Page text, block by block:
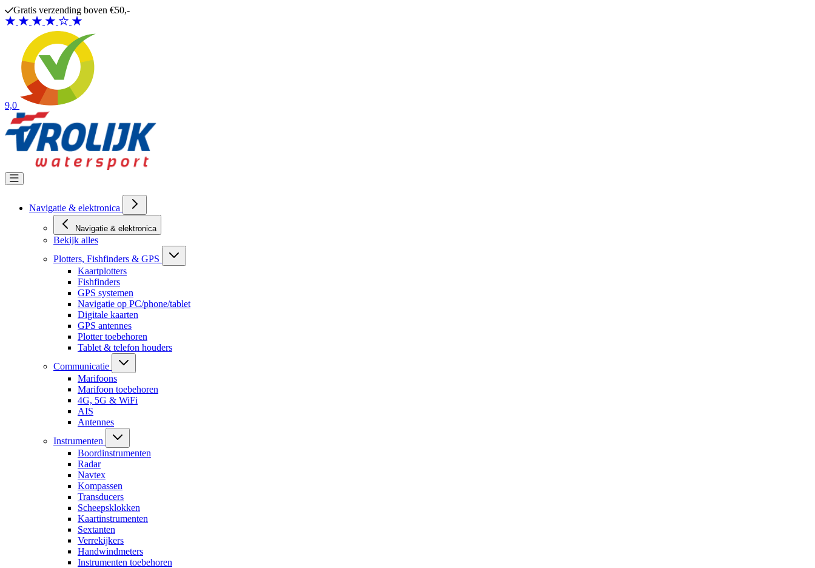
Ga naar de inhoud
Gratis verzending boven €50,-
9,0
Navigatie & elektronica
Navigatie & elektronica
Bekijk alles
Plotters, Fishfinders & GPS
Kaartplotters
Fishfinders
GPS systemen
Navigatie op PC/phone/tablet
Digitale kaarten
GPS antennes
Plotter toebehoren
Tablet & telefon houders
Communicatie
Marifoons
Marifoon toebehoren
4G, 5G & WiFi
AIS
Antennes
Instrumenten
Boordinstrumenten
Radar
Navtex
Kompassen
Transducers
Scheepsklokken
Kaartinstrumenten
Sextanten
Verrekijkers
Handwindmeters
Instrumenten toebehoren